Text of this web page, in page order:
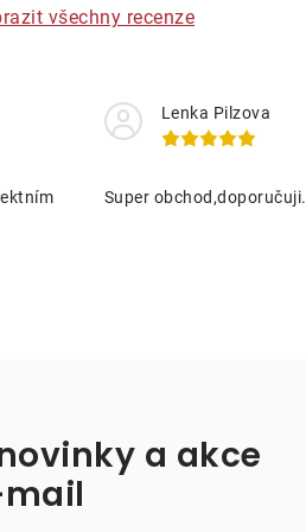
všechny recenze
Lenka Pilzova
Super obchod,doporučuji.
a akce